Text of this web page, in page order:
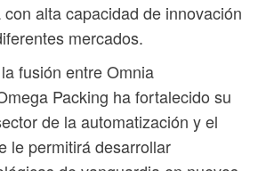
alta capacidad de innovación
mercados.
fusión entre Omnia
Packing ha fortalecido su
de la automatización y el
le permitirá desarrollar